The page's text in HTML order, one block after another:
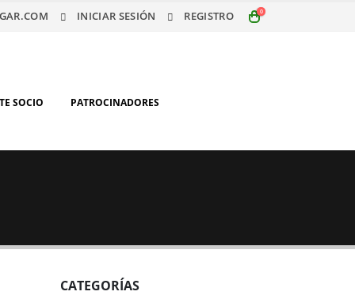
INICIAR SESIÓN REGISTRO 0
SOCIO PATROCINADORES
CATEGORÍAS